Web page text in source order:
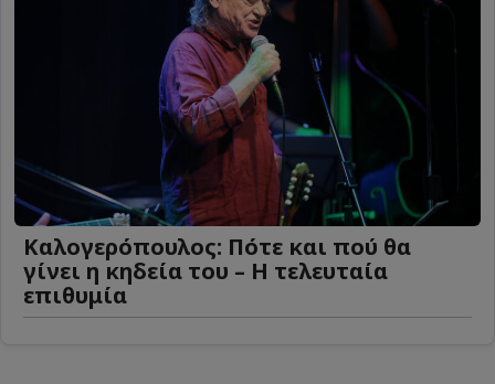
Καλογερόπουλος: Πότε και πού θα
γίνει η κηδεία του – Η τελευταία
επιθυμία